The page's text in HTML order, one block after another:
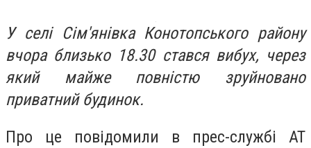
У селі Сім'янівка Конотопського району
вчора близько 18.30 стався вибух, через
який майже повністю зруйновано
приватний будинок.
Про це повідомили в прес-службі АТ